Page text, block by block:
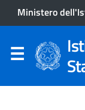
Ministero